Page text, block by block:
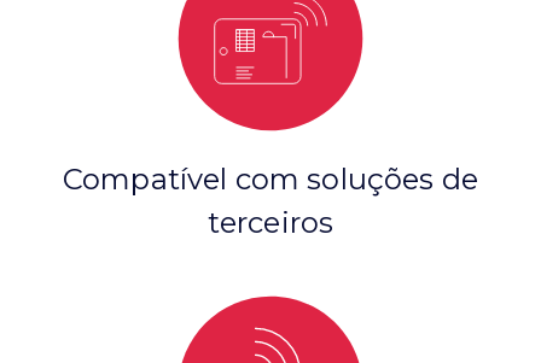
Compatível com soluções de
terceiros